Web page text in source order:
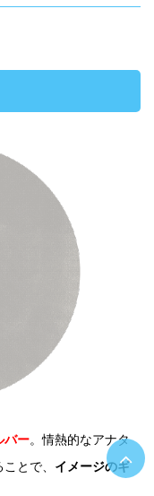
バー。情熱的なアナタ
とで、 イメージのギ